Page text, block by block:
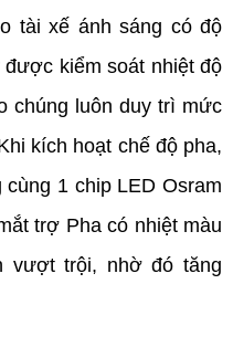
tài xế ánh sáng có độ
được kiểm soát nhiệt độ
chúng luôn duy trì mức
kích hoạt chế độ pha,
1 chip LED Osram
trợ Pha có nhiệt màu
vượt trội, nhờ đó tăng